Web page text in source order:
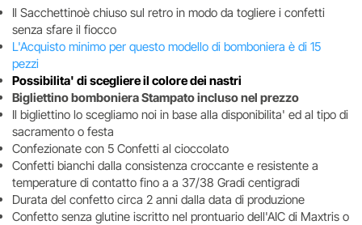
Il Sacchettinoè chiuso sul retro in modo da togliere i confetti
senza sfare il fiocco
L'Acquisto minimo per questo modello di bomboniera è di 15
pezzi
Possibilita' di scegliere il colore dei nastri
Bigliettino bomboniera Stampato incluso nel prezzo
Il bigliettino lo scegliamo noi in base alla disponibilita' ed al tipo di
sacramento o festa
Confezionate con 5 Confetti al cioccolato
Confetti bianchi dalla consistenza croccante e resistente a
temperature di contatto fino a a 37/38 Gradi centigradi
Durata del confetto circa 2 anni dalla data di produzione
Confetto senza glutine iscritto nel prontuario dell'AIC di Maxtris o